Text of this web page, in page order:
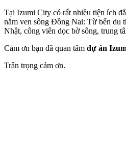
Tại Izumi City có rất nhiều tiện ích
nằm ven sông Đồng Nai: Từ bến du
Nhật, công viên dọc bờ sông, trung
Cảm ơn bạn đã quan tâm dự án
Trân trọng cảm ơn.